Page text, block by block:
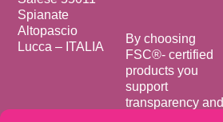
Spianate
Altopascio
Lucca – ITALIA
By choosing
FSC®️- certified
products you
support
transparency and